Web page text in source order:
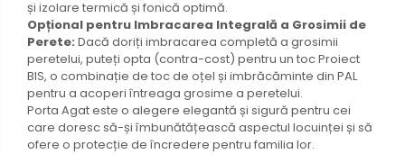
și izolare termică și fonică optimă.
Opțional pentru Imbracarea Integrală a Grosimii de
Perete: Dacă doriți imbracarea completă a grosimii
peretelui, puteți opta (contra-cost) pentru un toc Proiect
BIS, o combinație de toc de oțel și imbrăcăminte din PAL
pentru a acoperi întreaga grosime a peretelui.
Porta Agat este o alegere elegantă și sigură pentru cei
care doresc să-și îmbunătățească aspectul locuinței și să
ofere o protecție de încredere pentru familia lor.